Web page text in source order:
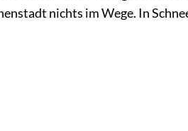
nichts im Wege. In